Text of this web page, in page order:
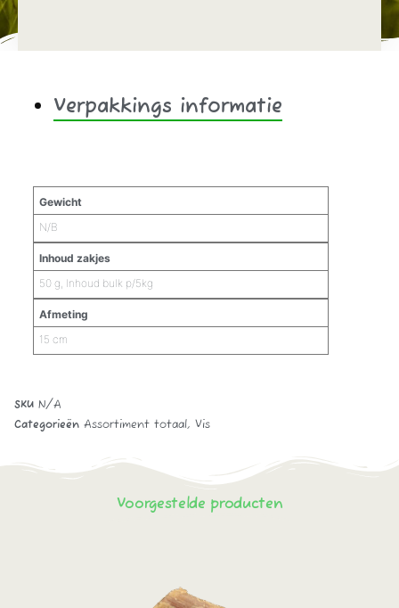
Verpakkings informatie
Gewicht
N/B
Inhoud zakjes
50 g, Inhoud bulk p/5kg
Afmeting
15 cm
SKU N/A
Categorieën Assortiment totaal, Vis
Voorgestelde producten